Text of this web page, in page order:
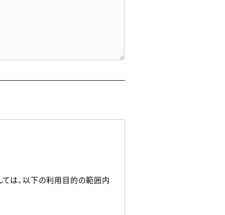
ては、以下の利用目的の範囲内